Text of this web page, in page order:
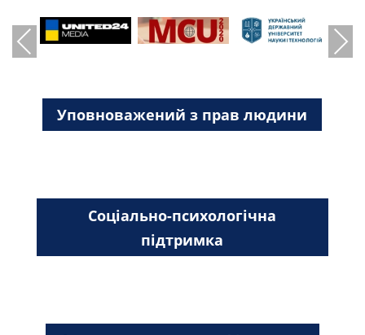
Previous Next
Уповноважений з прав людини
Cоціально-психологічна
підтримка